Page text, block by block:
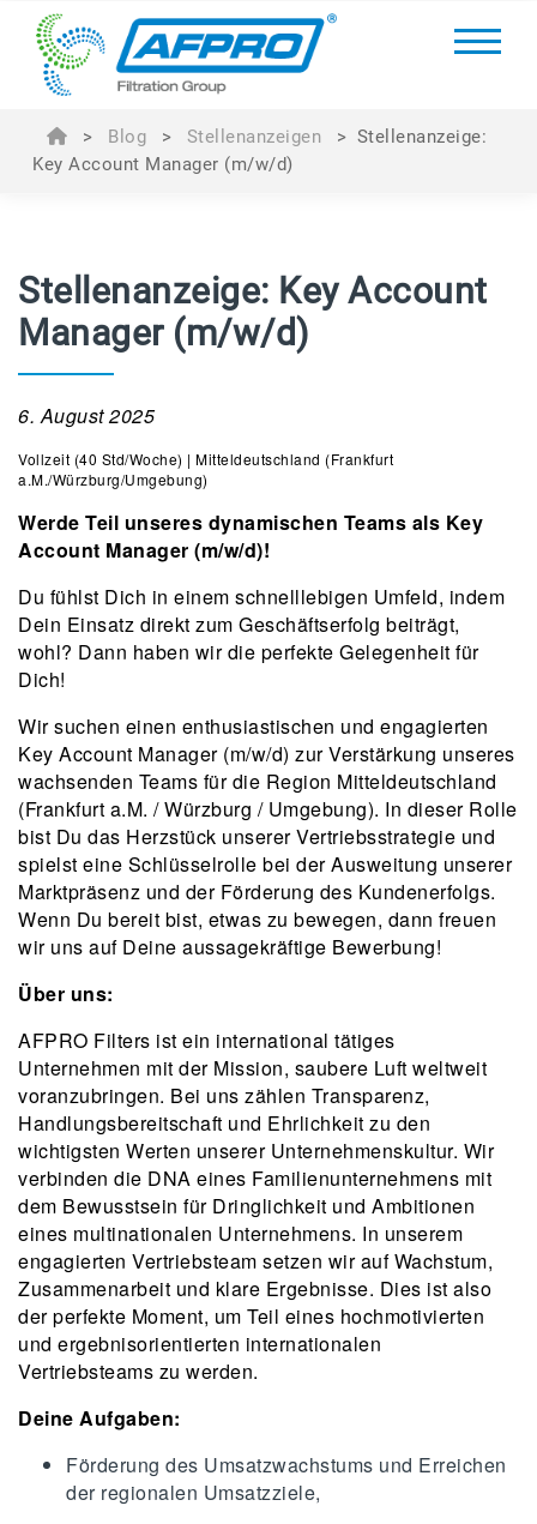
> Blog > Stellenanzeigen > Stellenanzeige:
Key Account Manager (m/w/d)
Stellenanzeige: Key Account
Manager (m/w/d)
6. August 2025
Vollzeit (40 Std/Woche) | Mitteldeutschland (Frankfurt
a.M./Würzburg/Umgebung)
Werde Teil unseres dynamischen Teams als Key
Account Manager (m/w/d)!
Du fühlst Dich in einem schnelllebigen Umfeld, indem
Dein Einsatz direkt zum Geschäftserfolg beiträgt,
wohl? Dann haben wir die perfekte Gelegenheit für
Dich!
Wir suchen einen enthusiastischen und engagierten
Key Account Manager (m/w/d) zur Verstärkung unseres
wachsenden Teams für die Region Mitteldeutschland
(Frankfurt a.M. / Würzburg / Umgebung). In dieser Rolle
bist Du das Herzstück unserer Vertriebsstrategie und
spielst eine Schlüsselrolle bei der Ausweitung unserer
Marktpräsenz und der Förderung des Kundenerfolgs.
Wenn Du bereit bist, etwas zu bewegen, dann freuen
wir uns auf Deine aussagekräftige Bewerbung!
Über uns:
AFPRO Filters ist ein international tätiges
Unternehmen mit der Mission, saubere Luft weltweit
voranzubringen. Bei uns zählen Transparenz,
Handlungsbereitschaft und Ehrlichkeit zu den
wichtigsten Werten unserer Unternehmenskultur. Wir
verbinden die DNA eines Familienunternehmens mit
dem Bewusstsein für Dringlichkeit und Ambitionen
eines multinationalen Unternehmens. In unserem
engagierten Vertriebsteam setzen wir auf Wachstum,
Zusammenarbeit und klare Ergebnisse. Dies ist also
der perfekte Moment, um Teil eines hochmotivierten
und ergebnisorientierten internationalen
Vertriebsteams zu werden.
Deine Aufgaben:
Förderung des Umsatzwachstums und Erreichen
der regionalen Umsatzziele,